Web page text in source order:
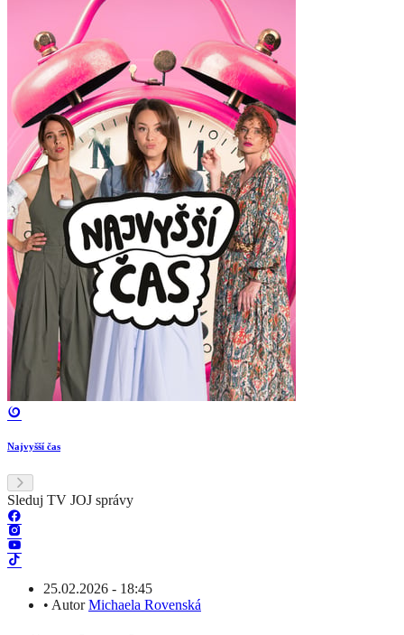
Najvyšší čas
Sleduj TV JOJ správy
25.02.2026 - 18:45
• AutorMichaela Rovenská